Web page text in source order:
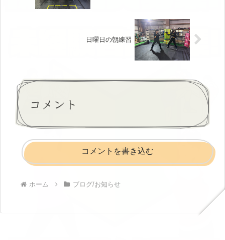
日曜日の朝練習
コメント
コメントを書き込む
ホーム ブログ/お知らせ